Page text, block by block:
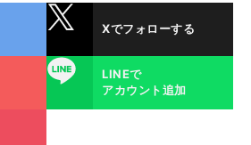
Xでフォローする
LINE
LINEで
アカウント追加